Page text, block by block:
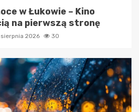
w Łukowie – Kino
na pierwszą stronę
2026 30